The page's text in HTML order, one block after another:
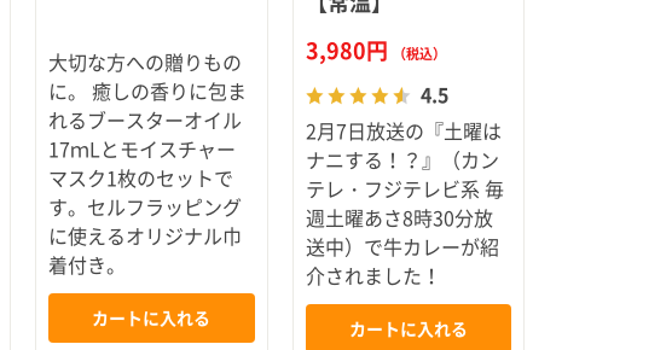
大切な方への贈りもの
に。 癒しの香りに包ま
れるブースターオイル
17ｍLとモイスチャー
マスク1枚のセットで
す。セルフラッピング
に使えるオリジナル巾
着付き。
カートに入れる
3,980円
（税込）
4.5
2月7日放送の『土曜は
ナニする！？』（カン
テレ・フジテレビ系 毎
週土曜あさ8時30分放
送中）で牛カレーが紹
介されました！
カートに入れる